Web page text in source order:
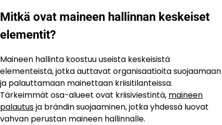
Mitkä ovat maineen hallinnan keskeiset
elementit?
Maineen hallinta koostuu useista keskeisistä
elementeistä, jotka auttavat organisaatioita suojaamaan
ja palauttamaan mainettaan kriisitilanteissa.
Tärkeimmät osa-alueet ovat kriisiviestintä, maineen
palautusja brändin suojaaminen, jotka yhdessä luovat
vahvan perustan maineen hallinnalle.